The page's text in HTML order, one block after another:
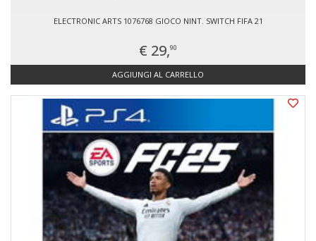
ELECTRONIC ARTS 1076768 GIOCO NINT. SWITCH FIFA 21
€ 29,90
AGGIUNGI AL CARRELLO